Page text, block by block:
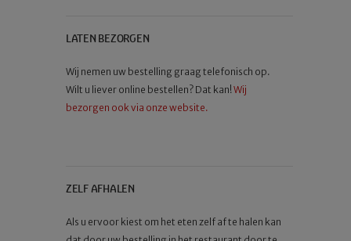
LATEN BEZORGEN
Wij nemen uw bestelling graag telefonisch op.
Wilt u liever online bestellen? Dat kan!Wij
bezorgen ook via onze website.
ZELF AFHALEN
Als u ervoor kiest om het eten zelf af te halen kan